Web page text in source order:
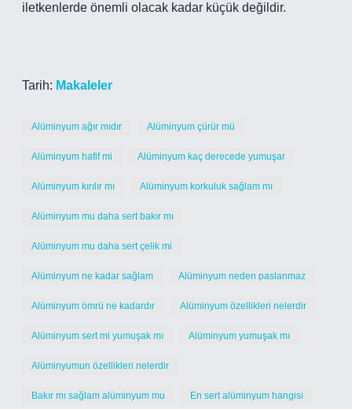
iletkenlerde önemli olacak kadar küçük değildir.
Tarih: Makaleler
Alüminyum ağır mıdır Alüminyum çürür mü
Alüminyum hafif mi Alüminyum kaç derecede yumuşar
Alüminyum kırılır mı Alüminyum korkuluk sağlam mı
Alüminyum mu daha sert bakır mı
Alüminyum mu daha sert çelik mi
Alüminyum ne kadar sağlam Alüminyum neden paslanmaz
Alüminyum ömrü ne kadardır Alüminyum özellikleri nelerdir
Alüminyum sert mi yumuşak mı Alüminyum yumuşak mı
Alüminyumun özellikleri nelerdir
Bakır mı sağlam alüminyum mu En sert alüminyum hangisi